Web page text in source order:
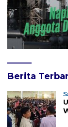
Berita